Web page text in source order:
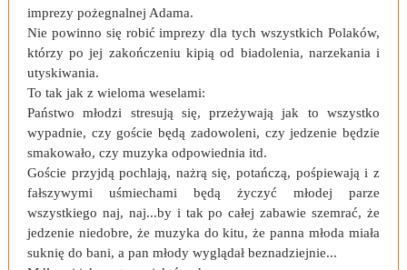
imprezy pożegnalnej Adama.
Nie powinno się robić imprezy dla tych wszystkich Polaków,
którzy po jej zakończeniu kipią od biadolenia, narzekania i
utyskiwania.
To tak jak z wieloma weselami:
Państwo młodzi stresują się, przeżywają jak to wszystko
wypadnie, czy goście będą zadowoleni, czy jedzenie będzie
smakowało, czy muzyka odpowiednia itd.
Goście przyjdą pochlają, nażrą się, potańczą, pośpiewają i z
fałszywymi uśmiechami będą życzyć młodej parze
wszystkiego naj, naj...by i tak po całej zabawie szemrać, że
jedzenie niedobre, że muzyka do kitu, że panna młoda miała
suknię do bani, a pan młody wyglądał beznadziejnie...